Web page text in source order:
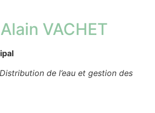
VACHET
Distribution de l’eau et gestion des